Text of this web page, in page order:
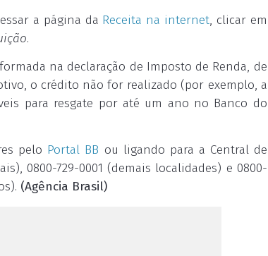
a página da Receita na internet, clicar em
.
na declaração de Imposto de Renda, de
o crédito não for realizado (por exemplo, a
para resgate por até um ano no Banco do
pelo Portal BB ou ligando para a Central de
0800-729-0001 (demais localidades) e 0800-
(Agência Brasil)